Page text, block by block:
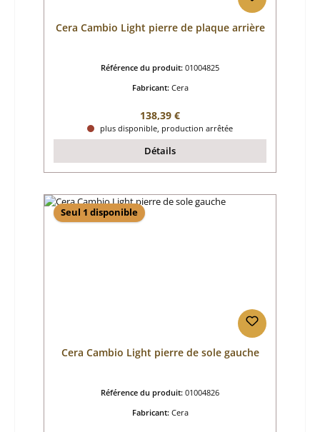
Cera Cambio Light pierre de plaque arrière
Référence du produit: 01004825
Fabricant: Cera
Prix régulier :
138,39 €
plus disponible, production arrêtée
Détails
Seul 1 disponible
Cera Cambio Light pierre de sole gauche
Référence du produit: 01004826
Fabricant: Cera